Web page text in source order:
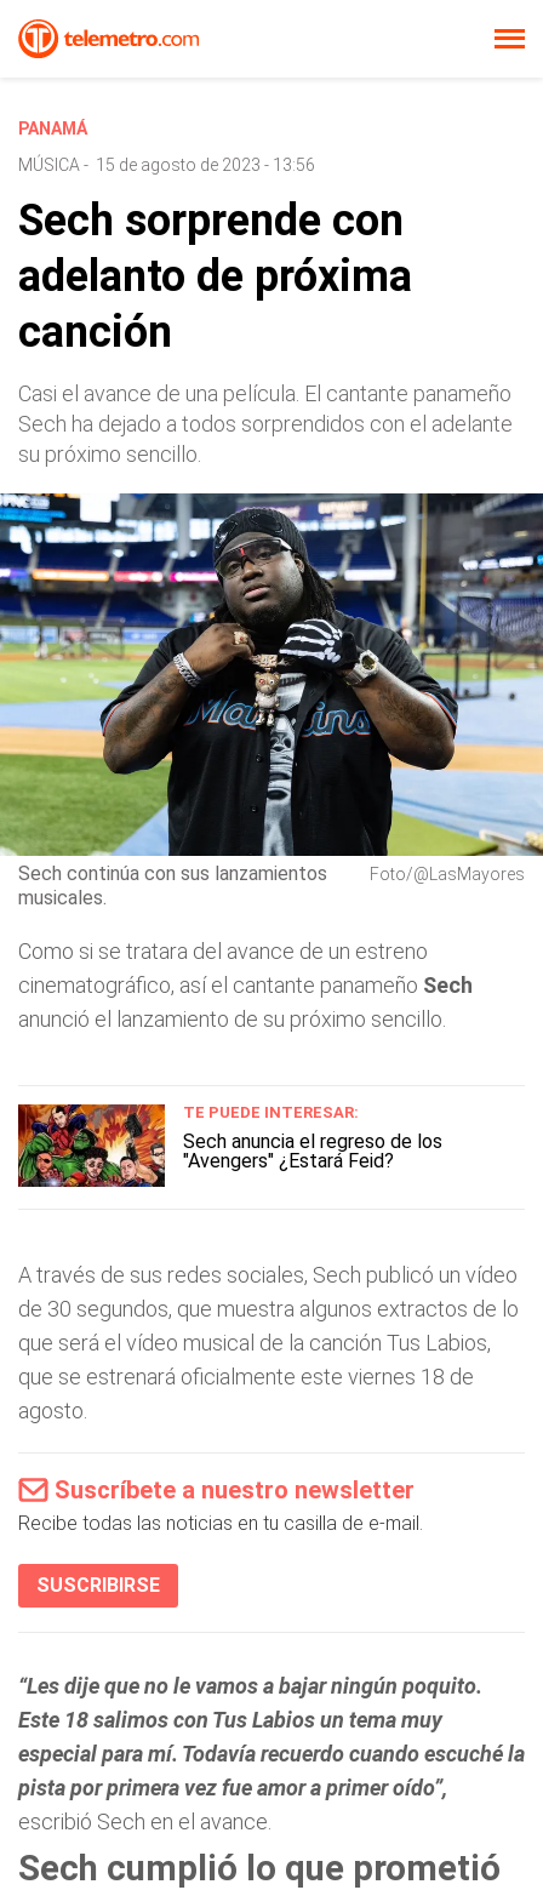
PANAMÁ
MÚSICA - 15 de agosto de 2023 - 13:56
Sech sorprende con
adelanto de próxima
canción
Casi el avance de una película. El cantante panameño
Sech ha dejado a todos sorprendidos con el adelante
su próximo sencillo.
Sech continúa con sus lanzamientos
musicales.
Foto/@LasMayores
Como si se tratara del avance de un estreno
cinematográfico, así el cantante panameño Sech
anunció el lanzamiento de su próximo sencillo.
TE PUEDE INTERESAR:
Sech anuncia el regreso de los
"Avengers" ¿Estará Feid?
A través de sus redes sociales, Sech publicó un vídeo
de 30 segundos, que muestra algunos extractos de lo
que será el vídeo musical de la canción Tus Labios,
que se estrenará oficialmente este viernes 18 de
agosto.
Suscríbete a nuestro newsletter
Recibe todas las noticias en tu casilla de e-mail.
SUSCRIBIRSE
“Les dije que no le vamos a bajar ningún poquito.
Este 18 salimos con Tus Labios un tema muy
especial para mí. Todavía recuerdo cuando escuché la
pista por primera vez fue amor a primer oído”,
escribió Sech en el avance.
Sech cumplió lo que prometió